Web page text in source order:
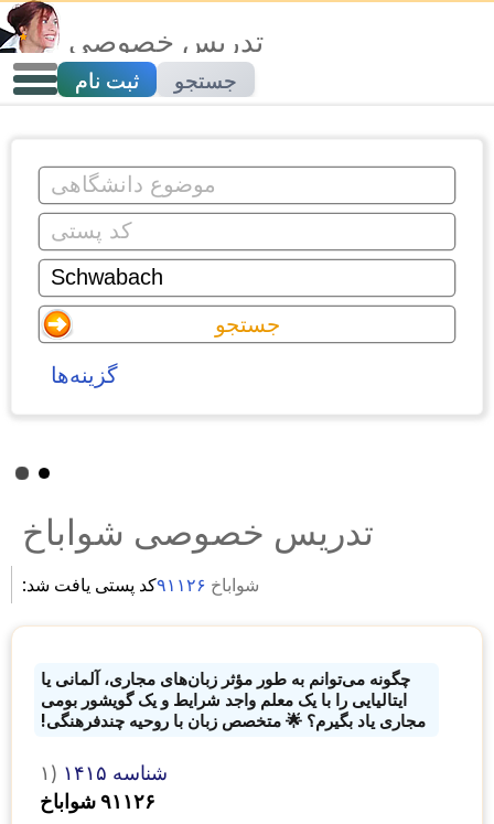
تدریس خصوصی
ثبت نام جستجو
گزینه‌ها
تدریس خصوصی شواباخ
کد پستی یافت شد:۹۱۱۲۶ شواباخ
چگونه می‌توانم به طور مؤثر زبان‌های مجاری، آلمانی یا
ایتالیایی را با یک معلم واجد شرایط و یک گویشور بومی
مجاری یاد بگیرم؟ 🌟 متخصص زبان با روحیه چندفرهنگی!
۱)
شناسه ۱۴۱۵
۹۱۱۲۶ شواباخ